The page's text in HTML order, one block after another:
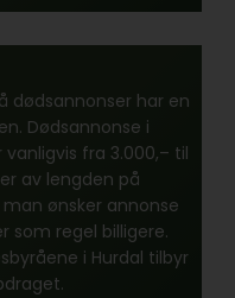
dødsannonser har en
Dødsannonse i
fra 3.000,– til
av lengden på
ønsker annonse
som regel billigere.
i Hurdal tilbyr